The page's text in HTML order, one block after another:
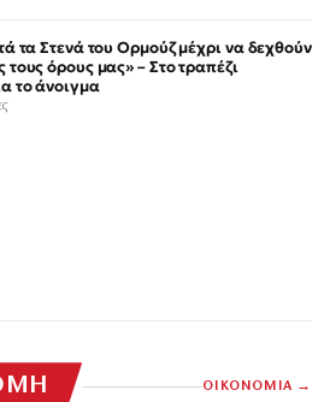
τα Στενά του Ορμούζ μέχρι να δεχθούν
όρους μας» – Στο τραπέζι
το άνοιγμα
ΟΙΚΟΝΟΜΙΑ